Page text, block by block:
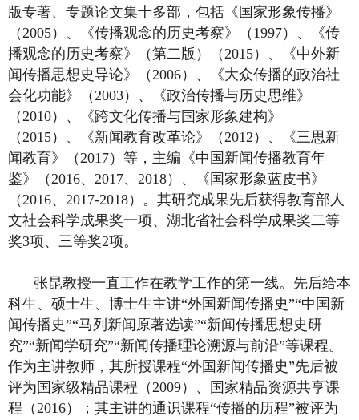
版专著、专题论文集十多部，包括《国家形象传播》
（2005）、《传播观念的历史考察》（1997）、《传
播观念的历史考察》（第二版）（2015）、《中外新
闻传播思想史导论》（2006）、《大众传播的政治社
会化功能》（2003）、《政治传播与历史思维》
（2010）、《跨文化传播与国家形象建构》
（2015）、《新闻教育改革论》（2012）、《三思新
闻教育》（2017）等，主编《中国新闻传播教育年
鉴》（2016、2017、2018）、《国家形象蓝皮书》
（2016、2017-2018）。其研究成果先后获得教育部人
文社会科学成果奖一项、湖北省社会科学成果奖二等
奖3项、三等奖2项。
张昆教授一直工作在教学工作的第一线。先后给本
科生、硕士生、博士生主讲“外国新闻传播史”“中国新
闻传播史”“马列新闻原著选读”“新闻传播思想史研
究”“新闻学研究”“新闻传播理论溯源与前沿”等课程。
作为主讲教师，其所授课程“外国新闻传播史”先后被
评为国家级精品课程（2009）、国家精品资源共享课
程（2016）；其主讲的通识课程“传播的历程”被评为